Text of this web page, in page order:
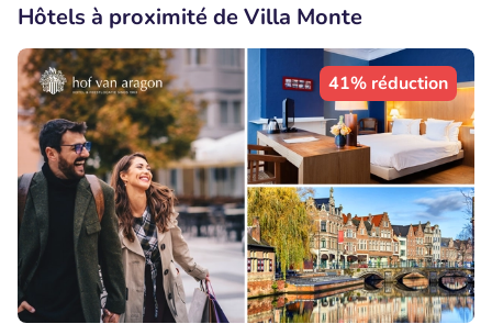
Hôtels à proximité de Villa Monte
41% réduction